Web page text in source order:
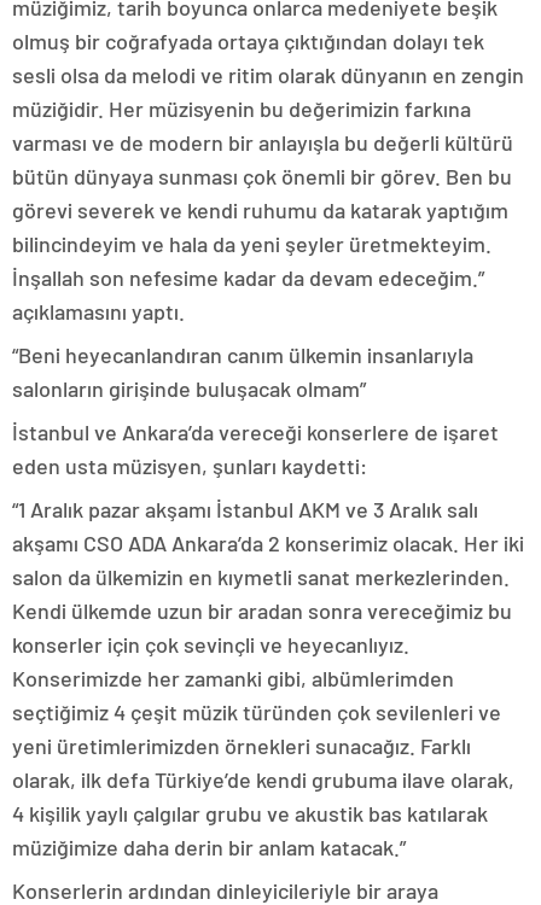
müziğimiz, tarih boyunca onlarca medeniyete beşik
olmuş bir coğrafyada ortaya çıktığından dolayı tek
sesli olsa da melodi ve ritim olarak dünyanın en zengin
müziğidir. Her müzisyenin bu değerimizin farkına
varması ve de modern bir anlayışla bu değerli kültürü
bütün dünyaya sunması çok önemli bir görev. Ben bu
görevi severek ve kendi ruhumu da katarak yaptığım
bilincindeyim ve hala da yeni şeyler üretmekteyim.
İnşallah son nefesime kadar da devam edeceğim.”
açıklamasını yaptı.
“Beni heyecanlandıran canım ülkemin insanlarıyla
salonların girişinde buluşacak olmam”
İstanbul ve Ankara’da vereceği konserlere de işaret
eden usta müzisyen, şunları kaydetti:
“1 Aralık pazar akşamı İstanbul AKM ve 3 Aralık salı
akşamı CSO ADA Ankara’da 2 konserimiz olacak. Her iki
salon da ülkemizin en kıymetli sanat merkezlerinden.
Kendi ülkemde uzun bir aradan sonra vereceğimiz bu
konserler için çok sevinçli ve heyecanlıyız.
Konserimizde her zamanki gibi, albümlerimden
seçtiğimiz 4 çeşit müzik türünden çok sevilenleri ve
yeni üretimlerimizden örnekleri sunacağız. Farklı
olarak, ilk defa Türkiye’de kendi grubuma ilave olarak,
4 kişilik yaylı çalgılar grubu ve akustik bas katılarak
müziğimize daha derin bir anlam katacak.”
Konserlerin ardından dinleyicileriyle bir araya